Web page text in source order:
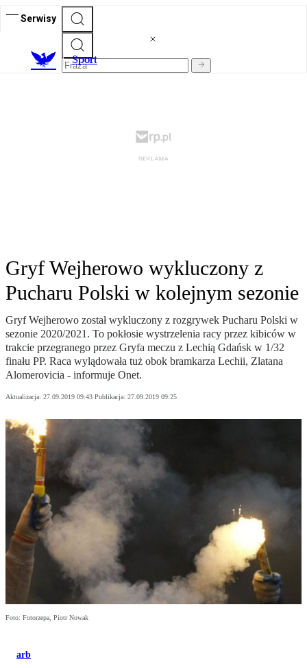
Serwisy
Sport
Gryf Wejherowo wykluczony z
Pucharu Polski w kolejnym sezonie
Gryf Wejherowo został wykluczony z rozgrywek Pucharu Polski w
sezonie 2020/2021. To pokłosie wystrzelenia racy przez kibiców w
trakcie przegranego przez Gryfa meczu z Lechią Gdańsk w 1/32
finału PP. Raca wylądowała tuż obok bramkarza Lechii, Zlatana
Alomerovicia - informuje Onet.
Aktualizacja: 27.09.2019 09:43 Publikacja: 27.09.2019 09:25
Foto: Fotorzepa, Piotr Nowak
arb